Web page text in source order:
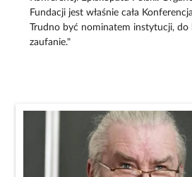
Fundacji jest właśnie cała
Trudno być nominatem instytucji, do
zaufanie."